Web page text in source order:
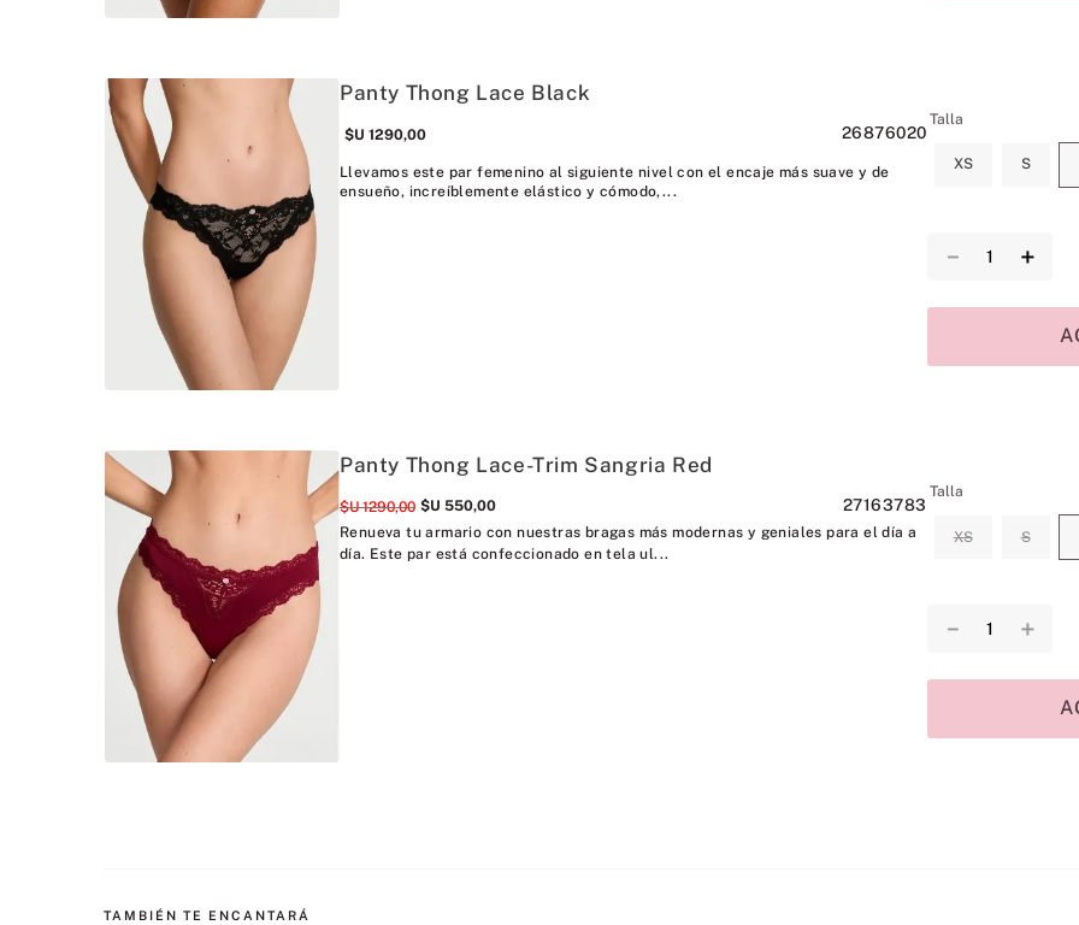
Panty Thong Lace Black
$U 1290,00 26876020
Llevamos este par femenino al siguiente nivel con el encaje más suave y de
ensueño, increíblemente elástico y cómodo,...
Talla
XS S
＋
－
Panty Thong Lace-Trim Sangria Red
$U 1290,00 $U 550,00 27163783
Renueva tu armario con nuestras bragas más modernas y geniales para el día a
día. Este par está confeccionado en tela ul...
Talla
XS S
＋
－
TAMBIÉN TE ENCANTARÁ